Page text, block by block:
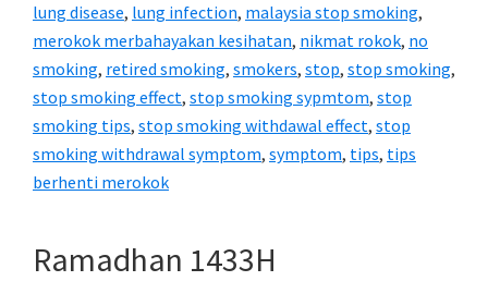
lung disease, lung infection, malaysia stop smoking,
merokok merbahayakan kesihatan, nikmat rokok, no
smoking, retired smoking, smokers, stop, stop smoking,
stop smoking effect, stop smoking sypmtom, stop
smoking tips, stop smoking withdawal effect, stop
smoking withdrawal symptom, symptom, tips, tips
berhenti merokok
Ramadhan 1433H